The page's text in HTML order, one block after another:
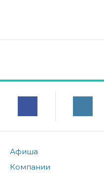
Афиша
Компании